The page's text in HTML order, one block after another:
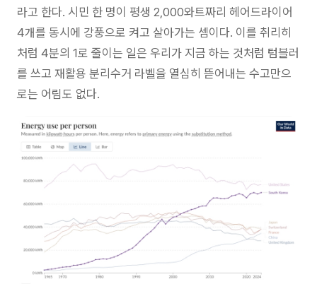
라고 한다. 시민 한 명이 평생 2,000와트짜리 헤어드라이어
4개를 동시에 강풍으로 켜고 살아가는 셈이다. 이를 취리히
처럼 4분의 1로 줄이는 일은 우리가 지금 하는 것처럼 텀블러
를 쓰고 재활용 분리수거 라벨을 열심히 뜯어내는 수고만으
로는 어림도 없다.